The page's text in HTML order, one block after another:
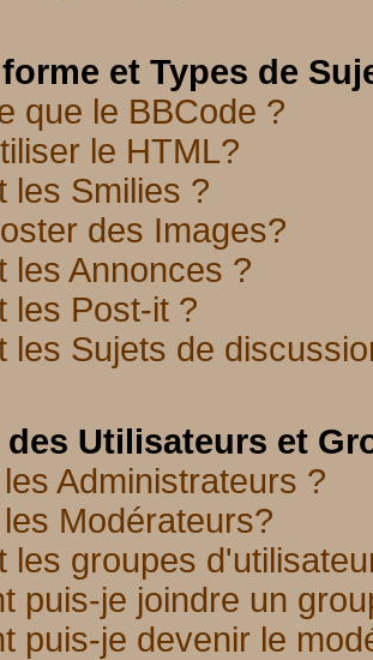
et Types de
que le BBCode ?
le HTML?
les Smilies ?
des Images?
les Annonces ?
les Post-it ?
les Sujets de
des Utilisateurs et
Administrateurs ?
Modérateurs?
les groupes
puis-je joindre un
puis-je devenir le